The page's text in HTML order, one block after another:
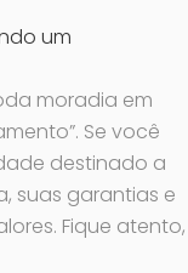
um
moradia em
Se você
destinado a
suas garantias e
Fique atento,